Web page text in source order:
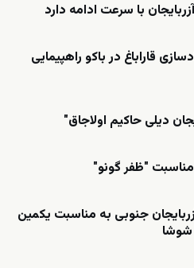
با سرعت ادامه دارد
قاراباغ در باکو راهپیمایی
دیلی حاکیم اولاجاق"
"ظفر گونو"
جنوبی به مناسبت یکمین
شوشا